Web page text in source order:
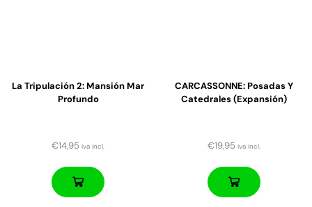
La Tripulación 2: Mansión Mar
Profundo
€14,95 iva incl.
CARCASSONNE: Posadas Y
Catedrales (expansión)
€19,95 iva incl.